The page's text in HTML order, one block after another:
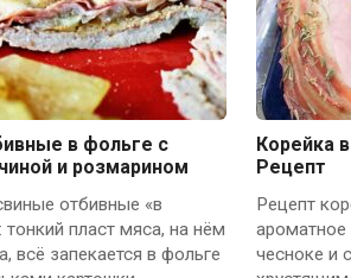
в фольге с
и розмарином
отбивные «в
тонкий пласт мяса, на нём
всё запекается в фольге
Корейка
Рецепт
Рецепт
чесноке и